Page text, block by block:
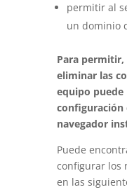
permitir al
un dominio
Para permitir,
eliminar las
equipo puede
configuración
navegador
Puede
configurar los
en las